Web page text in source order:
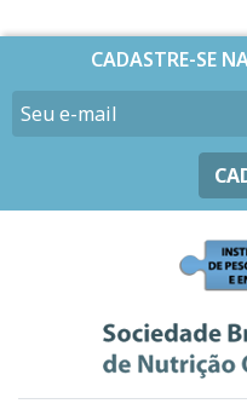
CADASTRE-SE